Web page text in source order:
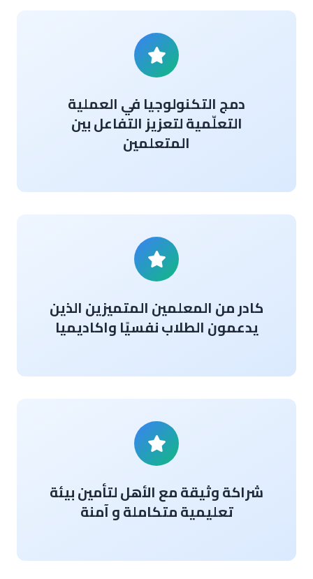
دمج التكنولوجيا في العملية
التعلّمية لتعزيز التفاعل بين
المتعلمين
كادر من المعلمين المتميزين الذين
يدعمون الطلاب نفسيًا واكاديميا
شراكة وثيقة مع الأهل لتأمين بيئة
تعليمية متكاملة و آمنة